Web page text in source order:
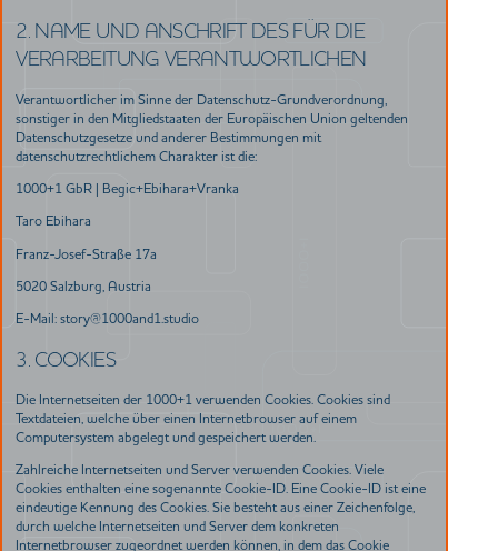
2. NAME UND ANSCHRIFT DES FÜR DIE
VERARBEITUNG VERANTWORTLICHEN
Verantwortlicher im Sinne der Datenschutz-Grundverordnung,
sonstiger in den Mitgliedstaaten der Europäischen Union geltenden
Datenschutzgesetze und anderer Bestimmungen mit
datenschutzrechtlichem Charakter ist die:
1000+1 GbR | Begic+Ebihara+Vranka
Taro Ebihara
Franz-Josef-Straße 17a
5020 Salzburg, Austria
E-Mail: story@1000and1.studio
3. COOKIES
Die Internetseiten der 1000+1 verwenden Cookies. Cookies sind
Textdateien, welche über einen Internetbrowser auf einem
Computersystem abgelegt und gespeichert werden.
Zahlreiche Internetseiten und Server verwenden Cookies. Viele
Cookies enthalten eine sogenannte Cookie-ID. Eine Cookie-ID ist eine
eindeutige Kennung des Cookies. Sie besteht aus einer Zeichenfolge,
durch welche Internetseiten und Server dem konkreten
Internetbrowser zugeordnet werden können, in dem das Cookie